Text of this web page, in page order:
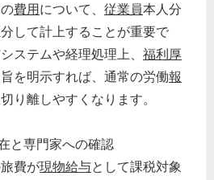
費用について、 従業員本人分
して計上することが重要で
ステムや経理処理上、 福利厚
を明示すれば、通常の労働報
り離しやすくなります。
と専門家への確認
費が現物給与として課税対象